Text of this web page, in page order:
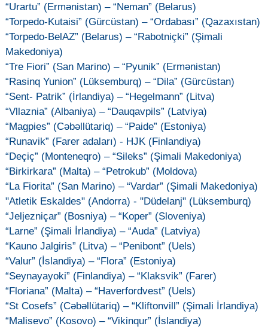
“Urartu” (Ermənistan) – “Neman” (Belarus)
“Torpedo-Kutaisi” (Gürcüstan) – “Ordabası” (Qazaxıstan)
“Torpedo-BelAZ” (Belarus) – “Rabotniçki” (Şimali
Makedoniya)
“Tre Fiori” (San Marino) – “Pyunik” (Ermənistan)
“Rasinq Yunion” (Lüksemburq) – “Dila” (Gürcüstan)
“Sent- Patrik” (İrlandiya) – “Hegelmann” (Litva)
“Vllaznia” (Albaniya) – “Dauqavpils” (Latviya)
“Magpies” (Cəbəllütariq) – “Paide” (Estoniya)
“Runavik” (Farer adaları) - HJK (Finlandiya)
“Deçiç” (Monteneqro) – “Sileks” (Şimali Makedoniya)
“Birkirkara” (Malta) – “Petrokub” (Moldova)
“La Fiorita” (San Marino) – “Vardar” (Şimali Makedoniya)
"Atletik Eskaldes" (Andorra) - "Düdelanj" (Lüksemburq)
“Jeljezniçar” (Bosniya) – “Koper” (Sloveniya)
“Larne” (Şimali İrlandiya) – “Auda” (Latviya)
“Kauno Jalgiris” (Litva) – “Penibont” (Uels)
“Valur” (İslandiya) – “Flora” (Estoniya)
“Seynayayoki” (Finlandiya) – “Klaksvik” (Farer)
“Floriana” (Malta) – “Haverfordvest” (Uels)
“St Cosefs” (Cəbəllütariq) – “Kliftonvill” (Şimali İrlandiya)
“Malisevo” (Kosovo) – “Vikinqur” (İslandiya)